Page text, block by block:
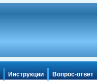
Инструкции Вопрос-ответ